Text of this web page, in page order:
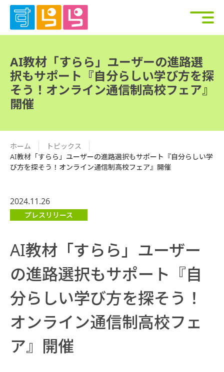
AI教材「すらら」ユーザーの進路選
択もサポート『自分らしい学び方を探
そう！オンライン通信制高校フェア』
開催
ホーム
トピックス
AI教材「すらら」ユーザーの進路選択もサポート『自分らしい学
び方を探そう！オンライン通信制高校フェア』開催
2024.11.26
プレスリリース
AI教材「すらら」ユーザー
の進路選択もサポート『自
分らしい学び方を探そう！
オンライン通信制高校フェ
ア』開催